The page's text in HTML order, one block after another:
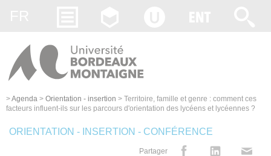
>Agenda > Orientation - insertion > Territoire, famille et genre : comment ces
facteurs influent-ils sur les parcours d'orientation des lycéens et lycéennes ?
ORIENTATION - INSERTION - CONFÉRENCE
Partager